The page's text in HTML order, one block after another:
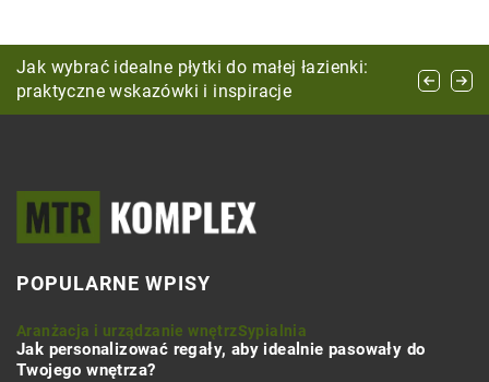
Jak wybrać idealny materac dla zdrowego snu i
dobrego samopoczucia
Jak wybrać idealne płytki do małej łazienki:
praktyczne wskazówki i inspiracje
Tworzenie harmonijnej przestrzeni w salonie
poprzez dobór kolorów i materiałów
POPULARNE WPISY
Aranżacja i urządzanie wnętrzSypialnia
Jak personalizować regały, aby idealnie pasowały do
Twojego wnętrza?